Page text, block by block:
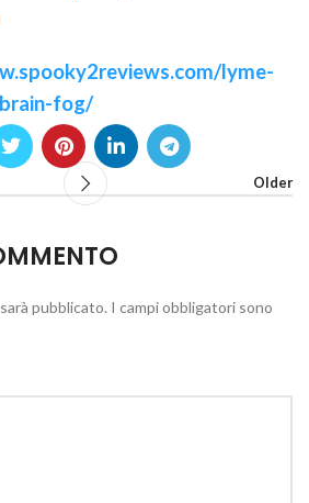
lyme-
fog/
Older
pubblicato. I campi obbligatori sono